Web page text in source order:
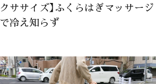
クササイズ】ふくらはぎマッサージ
で冷え知らず